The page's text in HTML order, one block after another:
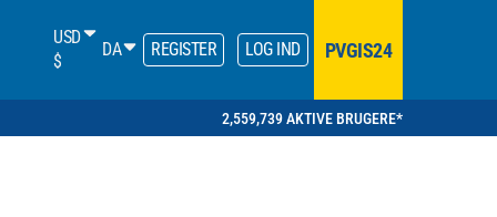
USD
$
DA REGISTER LOG IND PVGIS24
2,559,739 AKTIVE BRUGERE*